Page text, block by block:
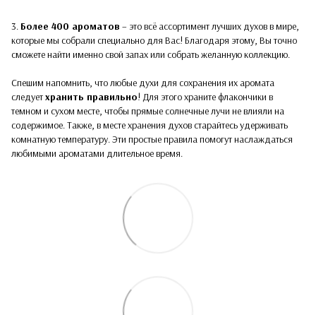
3. Более 400 ароматов – это всё ассортимент лучших духов в мире,
которые мы собрали специально для Вас! Благодаря этому, Вы точно
сможете найти именно свой запах или собрать желанную коллекцию.
Спешим напомнить, что любые духи для сохранения их аромата
следуетхранить правильно! Для этого храните флакончики в
темном и сухом месте, чтобы прямые солнечные лучи не влияли на
содержимое. Также, в месте хранения духов старайтесь удерживать
комнатную температуру. Эти простые правила помогут наслаждаться
любимыми ароматами длительное время.